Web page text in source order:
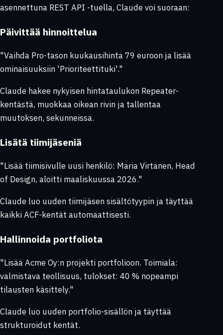
asennettuna REST API -tuella, Claude voi suoraan:
Päivittää hinnoittelua
"Vaihda Pro-tason kuukausihinta 79 euroon ja lisää
ominaisuuksiin 'Prioriteettituki'."
Claude hakee nykyisen hintataulukon Repeater-
kentästä, muokkaa oikean rivin ja tallentaa
muutoksen, sekunneissa.
Lisätä tiimijäseniä
"Lisää tiimisivulle uusi henkilö: Maria Virtanen, Head
of Design, aloitti maaliskuussa 2026."
Claude luo uuden tiimijäsen sisältötyypin ja täyttää
kaikki ACF-kentät automaattisesti.
Hallinnoida portfoliota
"Lisää Acme Oy:n projekti portfolioon. Toimiala:
valmistava teollisuus, tulokset: 40 % nopeampi
tilausten käsittely."
Claude luo uuden portfolio-sisällön ja täyttää
strukturoidut kentät.